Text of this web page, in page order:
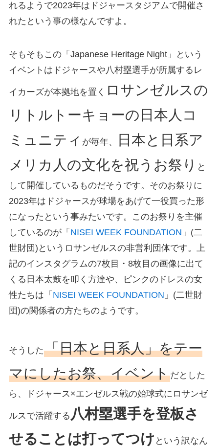
れるようで2023年はドジャースタジアムで開催さ
れたという事の様なんですよ。
そもそもこの「Japanese Heritage Night」という
イベントはドジャースや八村塁選手が所属するレ
イカーズが本拠地を置く ロサンゼルスの
リトルトーキョーの日本人コ
ミュニティ が毎年、
日本と日系ア
メリカ人の文化を祝うお祭り と
して開催しているものだそうです。そのお祭りに
2023年はドジャースが球場をあげて一役買った形
になったという事みたいです。このお祭りを主催
しているのが「 NISEI WEEK FOUNDATION 」(二
世財団)というロサンゼルスの非営利団体です。上
記のインスタグラムの7枚目・8枚目の画像に出て
くる日本太鼓を叩く方達や、ピンクのドレスの女
性たちは「 NISEI WEEK FOUNDATION 」(二世財
団)の関係者の方たちのようです。
そうした「日本と日系人」をテー
マにしたお祭、イベントだとした
ら、ドジャース×エンゼルス戦の始球式にロサンゼ
ルスで活躍する 八村塁選手を登板さ
せることは打ってつけ という訳なん